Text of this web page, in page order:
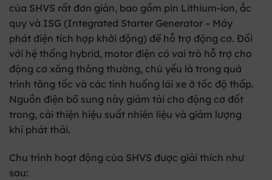
của SHVS rất đơn giản, bao gồm pin Lithium-ion, ắc
quy và ISG (Integrated Starter Generator – Máy
phát điện tích hợp khởi động) để hỗ trợ động cơ. Đối
với hệ thống hybrid, motor điện có vai trò hỗ trợ cho
động cơ xăng thông thường, chủ yếu là trong quá
trình tăng tốc và các tình huống lái xe ở tốc độ thấp.
Nguồn điện bổ sung này giảm tải cho động cơ đốt
trong, cải thiện hiệu suất nhiên liệu và giảm lượng
khí phát thải.
Chu trình hoạt động của SHVS được giải thích như
sau: